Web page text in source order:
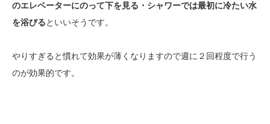
のエレベーターにのって下を見る・シャワーでは最初に冷たい水
を浴びるといいそうです。
やりすぎると慣れて効果が薄くなりますので週に２回程度で行う
のが効果的です。